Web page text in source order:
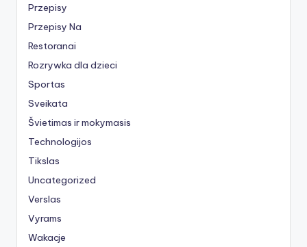
Przepisy
Przepisy Na
Restoranai
Rozrywka dla dzieci
Sportas
Sveikata
Švietimas ir mokymasis
Technologijos
Tikslas
Uncategorized
Verslas
Vyrams
Wakacje